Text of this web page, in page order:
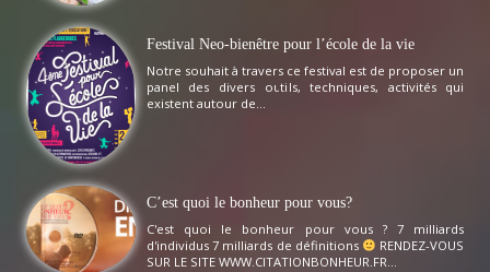
Festival Neo-bienêtre pour l’école de la vie
Notre souhait à travers ce festival est de proposer un
panel des divers outils, techniques, activités qui
existent autour de...
C’est quoi le bonheur pour vous?
C'est quoi le bonheur pour vous ? 7 milliards
d'individus 7 milliards de définitions
RENDEZ-VOUS
SUR LE SITE WWW.CITATIONBONHEUR.FR...